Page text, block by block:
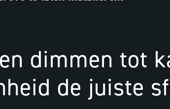
dimmen tot
de juiste